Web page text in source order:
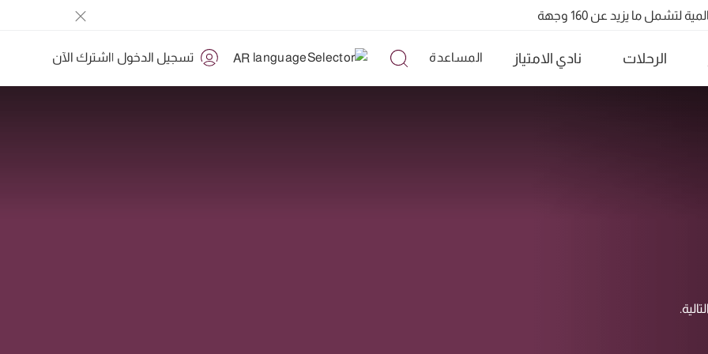
ما يزيد عن 160 وجهة
الرحلات نادي الامتياز المساعدة AR تسجيل الدخول |اشترك الآن